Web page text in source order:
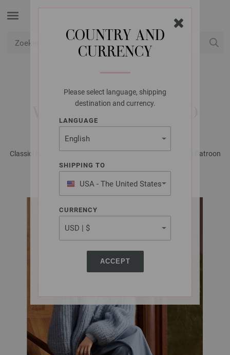
COUNTRY AND
CURRENCY
Please select language, shipping
destination and currency.
LANGUAGE
SHIPPING TO
USA - The United States
of America
CURRENCY
ACCEPT
LANA GROSSA
VEST MOHAIR DI GIO
Classici No. 29 - Tijdschrift (DE) + Breibeschrijvingen (NL) | Patroon